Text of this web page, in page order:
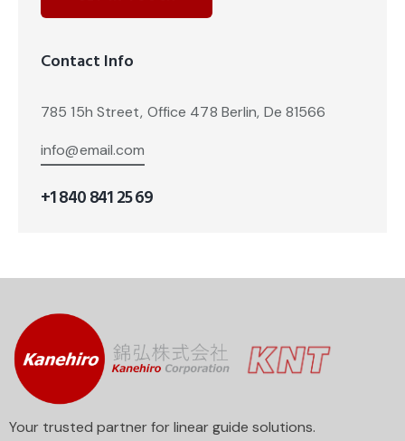
Contact Info
785 15h Street, Office 478 Berlin, De 81566
info@email.com
+1 840 841 25 69
Your trusted partner for linear guide solutions.